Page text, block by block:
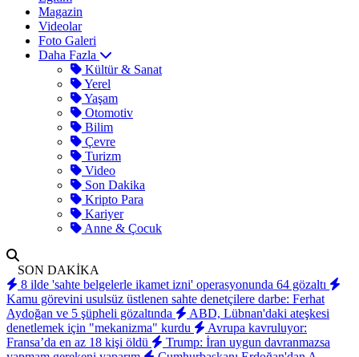
Magazin
Videolar
Foto Galeri
Daha Fazla
Kültür & Sanat
Yerel
Yaşam
Otomotiv
Bilim
Çevre
Turizm
Video
Son Dakika
Kripto Para
Kariyer
Anne & Çocuk
SON DAKİKA
8 ilde 'sahte belgelerle ikamet izni' operasyonunda 64 gözaltı
Kamu görevini usulsüz üstlenen sahte denetçilere darbe: Ferhat
Aydoğan ve 5 şüpheli gözaltında
ABD, Lübnan'daki ateşkesi
denetlemek için "mekanizma" kurdu
Avrupa kavruluyor:
Fransa’da en az 18 kişi öldü
Trump: İran uygun davranmazsa